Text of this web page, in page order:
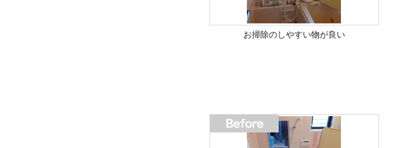
お掃除のしやすい物が良い